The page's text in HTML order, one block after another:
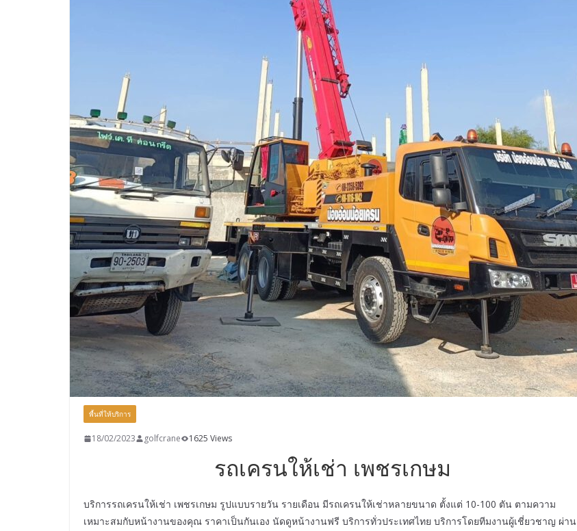
พื้นที่ให้บริการ
18/02/2023 golfcrane 1625 Views
รถเครนให้เช่า เพชรเกษม
บริการรถเครนให้เช่า เพชรเกษม รูปแบบรายวัน รายเดือน มีรถเครนให้เช่าหลายขนาด ตั้งแต่ 10-100 ตัน ตามความ
เหมาะสมกับหน้างานของคุณ ราคาเป็นกันเอง นัดดูหน้างานฟรี บริการทั่วประเทศไทย บริการโดยทีมงานผู้เชี่ยวชาญ ผ่าน